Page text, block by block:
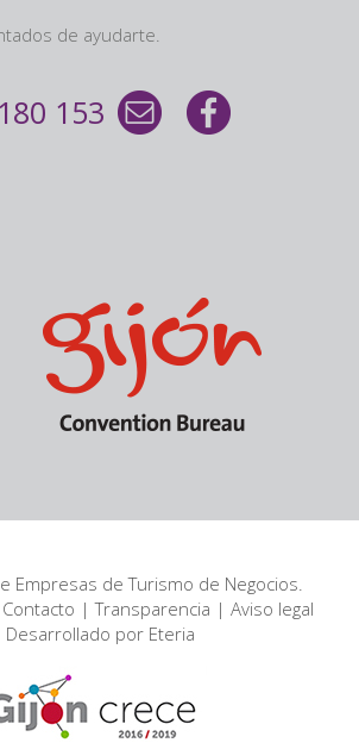
de ayudarte.
153
Empresas de Turismo de Negocios.
Contacto |Transparencia |Aviso legal
Desarrollado por Eteria